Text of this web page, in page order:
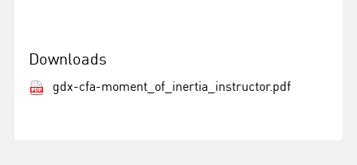
Downloads
gdx-cfa-moment_of_inertia_instructor.pdf